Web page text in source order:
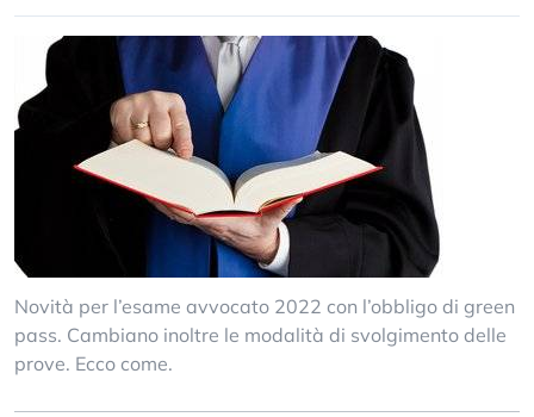
Novità per l’esame avvocato 2022 con l’obbligo di green
pass. Cambiano inoltre le modalità di svolgimento delle
prove. Ecco come.